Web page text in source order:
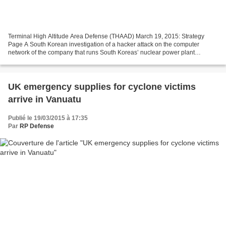
Terminal High Altitude Area Defense (THAAD) March 19, 2015: Strategy
Page A South Korean investigation of a hacker attack on the computer
network of the company that runs South Koreas’ nuclear power plant
UK emergency supplies for cyclone victims
arrive in Vanuatu
Publié le 19/03/2015 à 17:35
Par RP Defense